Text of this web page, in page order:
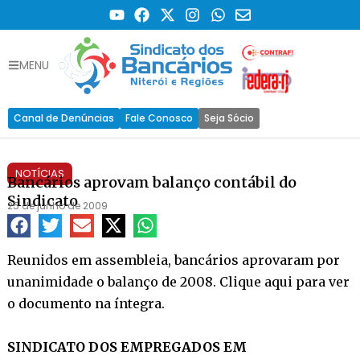
MENU
Canal de Denúncias Fale Conosco Seja Sócio
NOTÍCIAS
Bancários aprovam balanço contábil do
Sindicato
25 de junho de 2009
Reunidos em assembleia, bancários aprovaram por
unanimidade o balanço de 2008. Clique aqui para ver
o documento na íntegra.
SINDICATO DOS EMPREGADOS EM